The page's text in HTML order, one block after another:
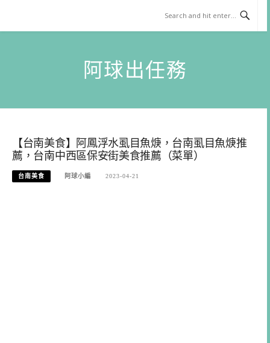
content
阿球出任務
【台南美食】阿鳳浮水虱目魚焿，台南虱目魚焿推
薦，台南中西區保安街美食推薦（菜單）
台南美食 阿球小編 2023-04-21